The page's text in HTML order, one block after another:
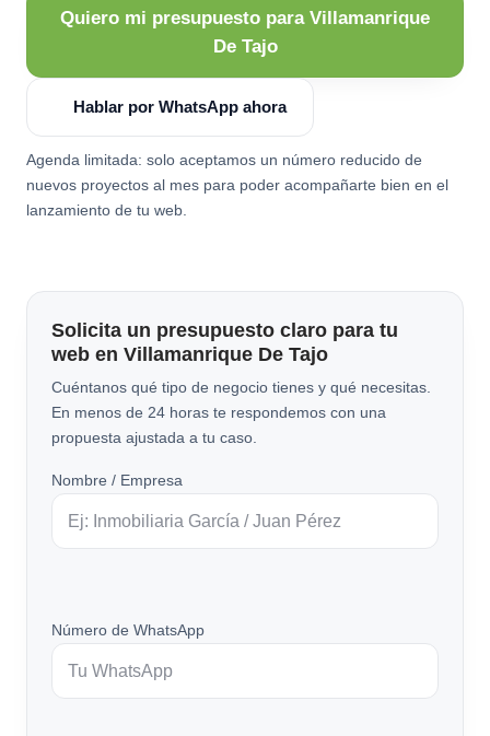
Quiero mi presupuesto para Villamanrique
De Tajo
Hablar por WhatsApp ahora
Agenda limitada: solo aceptamos un número reducido de
nuevos proyectos al mes para poder acompañarte bien en el
lanzamiento de tu web.
Solicita un presupuesto claro para tu
web en Villamanrique De Tajo
Cuéntanos qué tipo de negocio tienes y qué necesitas.
En menos de 24 horas te respondemos con una
propuesta ajustada a tu caso.
Nombre / Empresa
Número de WhatsApp